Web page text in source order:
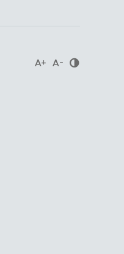
e-mailAgrandir le texte
Réduire le